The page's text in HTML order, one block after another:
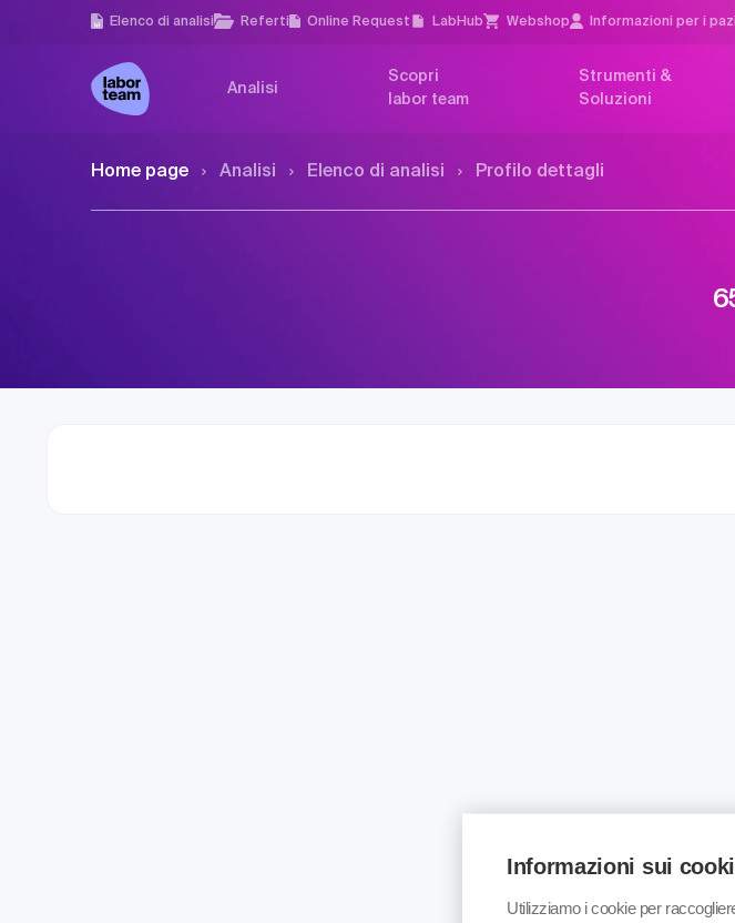
Elenco di analisi Referti Online Request LabHub Webshop Informazioni per i
Analisi
Scopri
labor team
Strumenti &
Soluzioni
Home page Analisi Elenco di analisi Profilo dettagli
Informazioni sui
Utilizziamo i cookie per